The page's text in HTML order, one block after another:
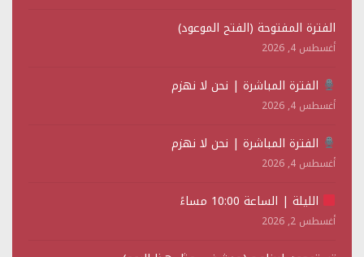
الفترة المفتوحة (الفتح الموعود)
أغسطس 4, 2026
الفترة المباشرة | نحن لا نهزم
أغسطس 4, 2026
الفترة المباشرة | نحن لا نهزم
أغسطس 4, 2026
الليلة | الساعة 10:00 مساءً
أغسطس 2, 2026